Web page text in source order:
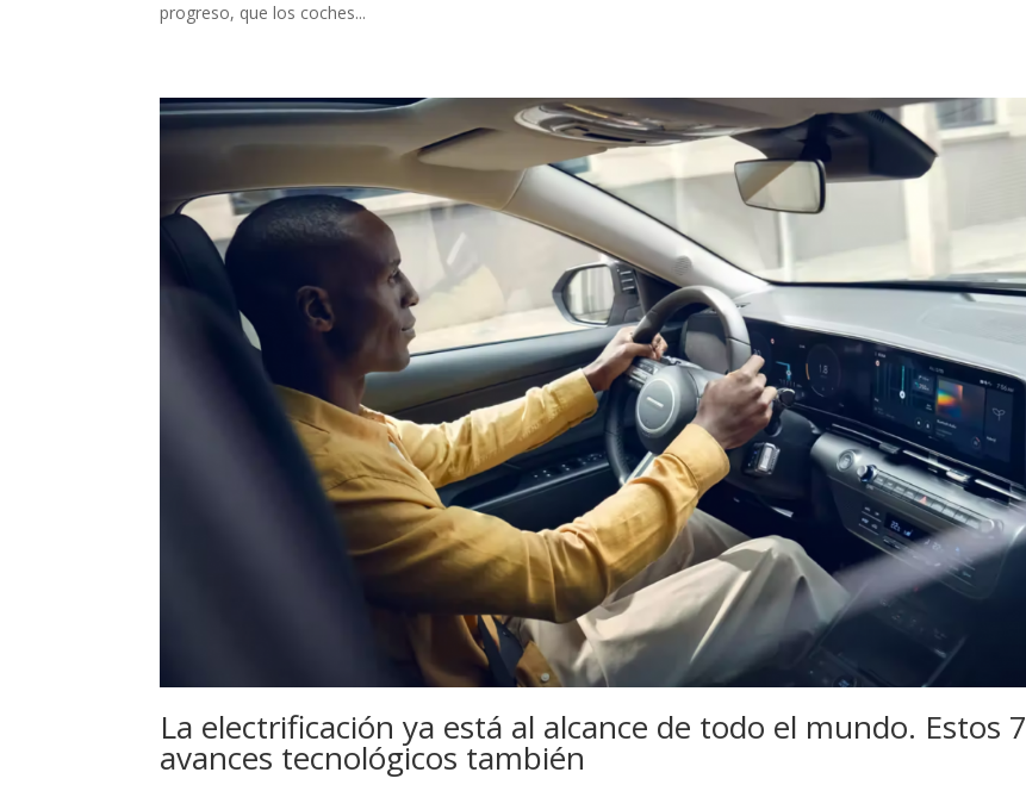
progreso, que los coches...
La electrificación ya está al alcance de todo el mundo. Estos 7
avances tecnológicos también